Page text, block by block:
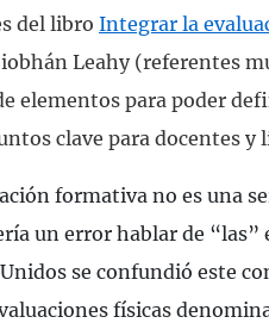
del libro Integrar la
Leahy (referentes
elementos para poder
clave para docentes y
formativa no es una
un error hablar de “las”
se confundió este
físicas